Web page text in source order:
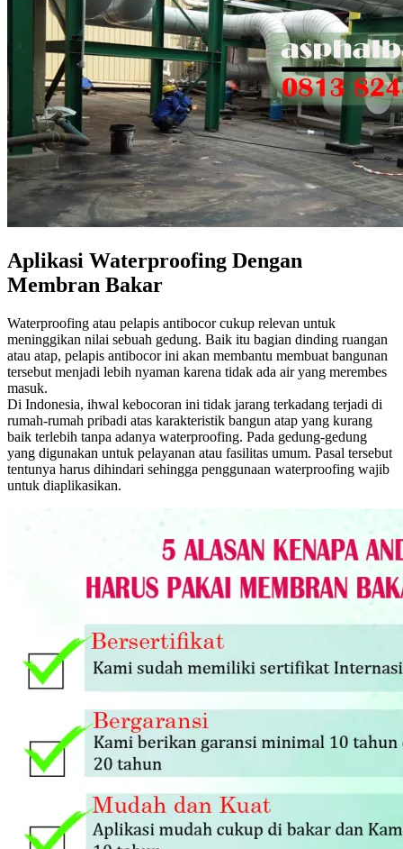
Aplikasi Waterproofing Dengan
Membran Bakar
Waterproofing atau pelapis antibocor cukup relevan untuk
meninggikan nilai sebuah gedung. Baik itu bagian dinding ruangan
atau atap, pelapis antibocor ini akan membantu membuat bangunan
tersebut menjadi lebih nyaman karena tidak ada air yang merembes
masuk.
Di Indonesia, ihwal kebocoran ini tidak jarang terkadang terjadi di
rumah-rumah pribadi atas karakteristik bangun atap yang kurang
baik terlebih tanpa adanya waterproofing. Pada gedung-gedung
yang digunakan untuk pelayanan atau fasilitas umum. Pasal tersebut
tentunya harus dihindari sehingga penggunaan waterproofing wajib
untuk diaplikasikan.